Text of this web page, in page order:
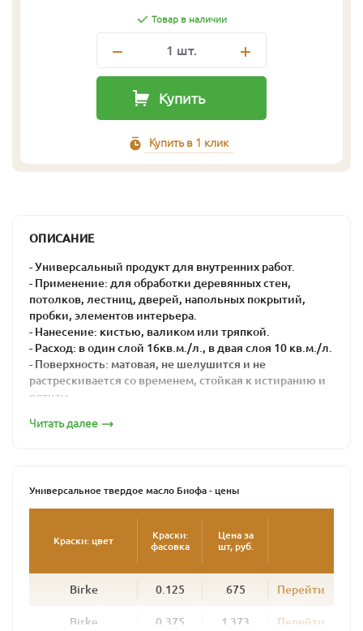
Товар в наличии
1 шт.
Купить
Купить в 1 клик
ОПИСАНИЕ
- Универсальный продукт для внутренних работ.
- Применение: для обработки деревянных стен,
потолков, лестниц, дверей, напольных покрытий,
пробки, элементов интерьера.
- Нанесение: кистью, валиком или тряпкой.
- Расход: в один слой 16кв.м./л., в двая слоя 10 кв.м./л.
- Поверхность: матовая, не шелушится и не
растрескивается со временем, стойкая к истиранию и
пятнам.
- Время высыхания: 16-24 часов
натуральных компонентов для защиты дерева.
Универсальное твердое масло BIOFA можно
применять и как грунт, и как основное покрытие.
Идеально подходит для впитывающих поверхностей,
Масло используется для всех видов работ внутри
мебели и стен.
Читать далее
Универсальное твердое масло Биофа - цены
Краски: цвет
Краски:
фасовка
Цена за
шт, руб.
Birke 0.125 675 Перейти
Birke 0.375 1 373 Перейти